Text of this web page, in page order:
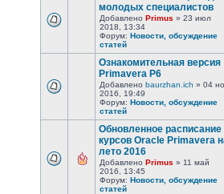
молодых специалистов
Добавлено Primus » 23 июл
2018, 13:34
Форум: Новости, обсуждение
статей
Ознакомительная версия
Primavera P6
Добавлено baurzhan.ich » 04
2016, 19:49
Форум: Новости, обсуждение
статей
Обновленное расписание
курсов Oracle Primavera
лето 2016
Добавлено Primus » 11 май
2016, 13:45
Форум: Новости, обсуждение
статей